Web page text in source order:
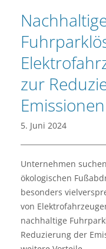
zur
Emissionen
5. Juni 2024
Unternehmen
ökologischen
besonders
von
nachhaltige
Reduzierung der